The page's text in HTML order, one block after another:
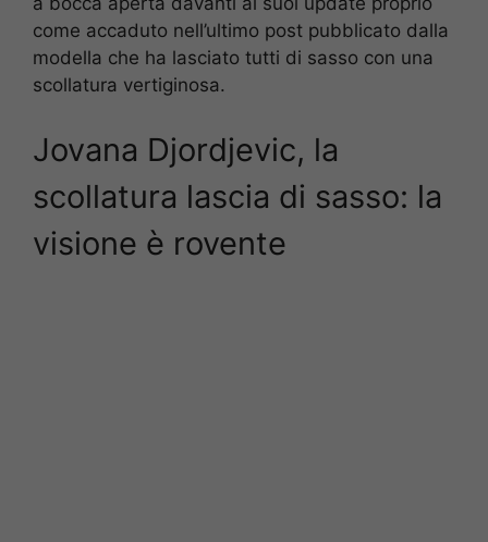
come accaduto nell’ultimo post pubblicato dalla
modella che ha lasciato tutti di sasso con una
scollatura vertiginosa.
Jovana Djordjevic, la
scollatura lascia di sasso: la
visione è rovente